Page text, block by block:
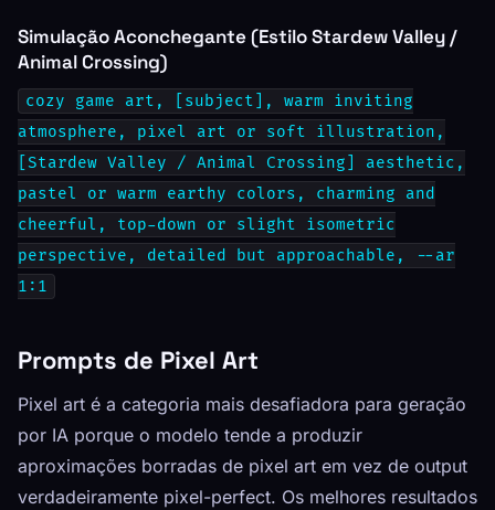
Simulação Aconchegante (Estilo Stardew Valley /
Animal Crossing)
cozy game art, [subject], warm inviting
atmosphere, pixel art or soft illustration,
[Stardew Valley / Animal Crossing] aesthetic,
pastel or warm earthy colors, charming and
cheerful, top-down or slight isometric
perspective, detailed but approachable, --ar
1:1
Prompts de Pixel Art
Pixel art é a categoria mais desafiadora para geração
por IA porque o modelo tende a produzir
aproximações borradas de pixel art em vez de output
verdadeiramente pixel-perfect. Os melhores resultados